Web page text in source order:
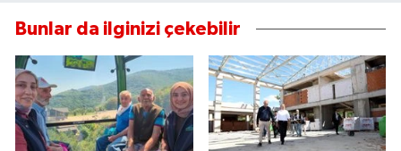
Bunlar da ilginizi çekebilir